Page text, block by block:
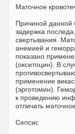
Маточное
Причиной данной
задержка
свертывания.
анемией и
показано
(окситоцин). В
применение
(эрготомин).
к проведению
отличать
Сепсис